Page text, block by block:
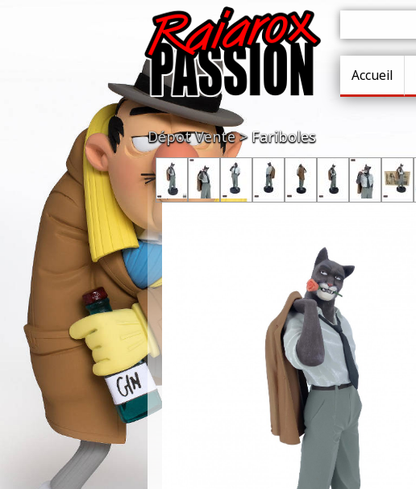
Accueil
Dépot Vente Fariboles